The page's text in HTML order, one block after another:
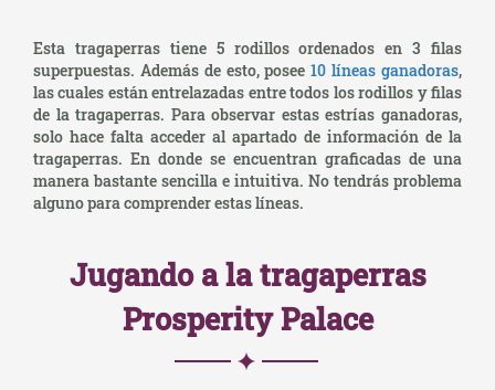
Esta tragaperras tiene 5 rodillos ordenados en 3 filas
superpuestas. Además de esto, posee10 líneas ganadoras,
las cuales están entrelazadas entre todos los rodillos y filas
de la tragaperras. Para observar estas estrías ganadoras,
solo hace falta acceder al apartado de información de la
tragaperras. En donde se encuentran graficadas de una
manera bastante sencilla e intuitiva. No tendrás problema
alguno para comprender estas líneas.
Jugando a la tragaperras
Prosperity Palace